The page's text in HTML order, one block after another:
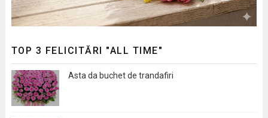
TOP 3 FELICITĂRI "ALL TIME"
Asta da buchet de trandafiri